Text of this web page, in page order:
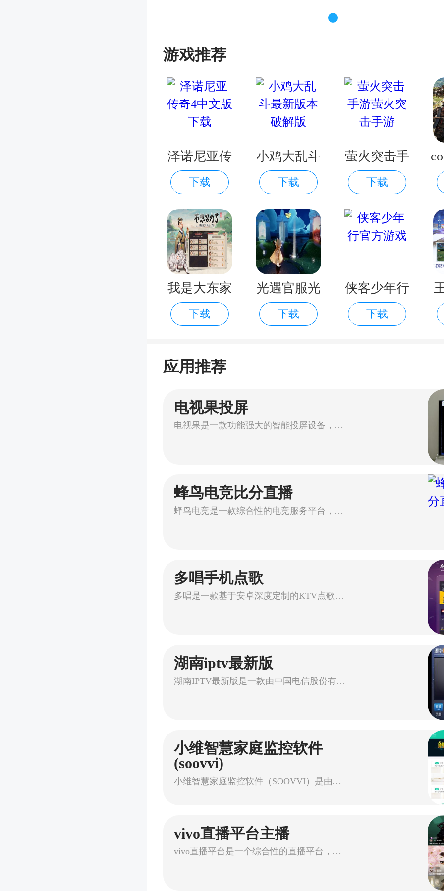
游戏推荐
泽诺尼亚传
奇4中文版下
载
下载
小鸡大乱斗
最新版本破
解版
下载
萤火突击手
游萤火突击
手游
下载
我是大东家
手游官方正
下载
光遇官服光
遇官服
下载
侠客少年行
官方游戏
下载
应用推荐
电视果投屏
电视果是一款功能强大的智能投屏设备，能够将手机、电脑等设备上的
蜂鸟电竞比分直播
蜂鸟电竞是一款综合性的电竞服务平台，提供详尽的电子竞技赛事数据
多唱手机点歌
多唱是一款基于安卓深度定制的KTV点歌系统，适用于小型KTV场所及家
湖南iptv最新版
湖南IPTV最新版是一款由中国电信股份有限公司湖南移动互联网部推
小维智慧家庭监控软件
(soovvi)
小维智慧家庭监控软件（SOOVVI）是由中维世纪科技有限公司小维事业部
vivo直播平台主播
vivo直播平台是一个综合性的直播平台，主要支持以下三种类型的直播